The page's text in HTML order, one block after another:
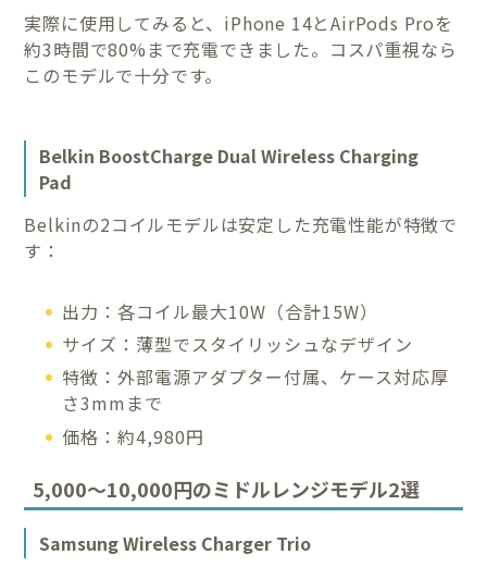
実際に使用してみると、iPhone 14とAirPods Proを
約3時間で80%まで充電できました。コスパ重視なら
このモデルで十分です。
Belkin BoostCharge Dual Wireless Charging
Pad
Belkinの2コイルモデルは安定した充電性能が特徴で
す：
出力：各コイル最大10W（合計15W）
サイズ：薄型でスタイリッシュなデザイン
特徴：外部電源アダプター付属、ケース対応厚
さ3mmまで
価格：約4,980円
5,000～10,000円のミドルレンジモデル2選
Samsung Wireless Charger Trio